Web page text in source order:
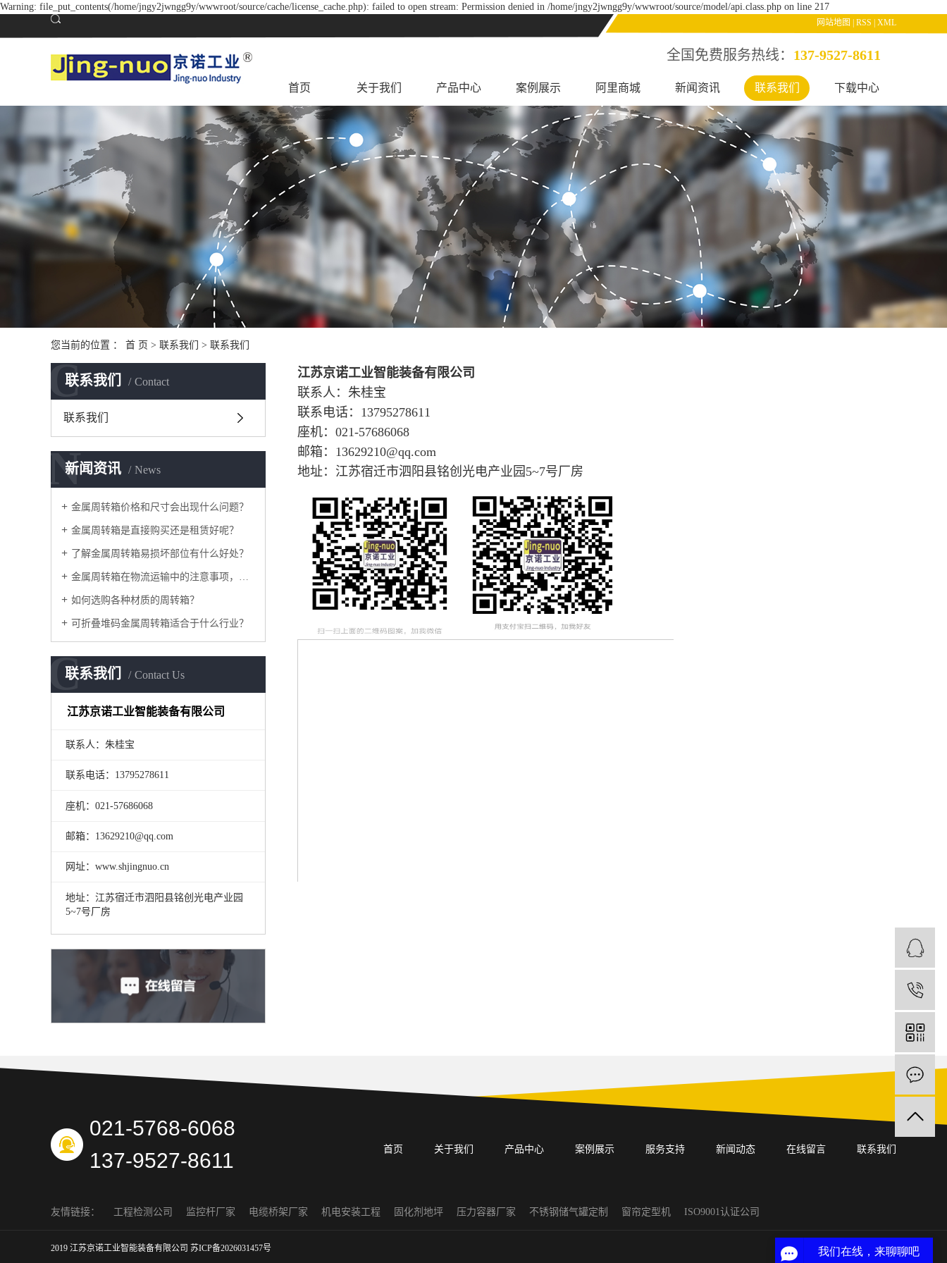
Warning: file_put_contents(/home/jngy2jwngg9y/wwwroot/source/cache/license_cache.php): failed to open stream: Permission denied in /home/jngy2jwngg9y/wwwroot/source/model/api.class.php on line 217
网站地图 RSS XML
全国免费服务热线： 137-9527-8611
首页 关于我们 产品中心 案例展示 阿里商城 新闻资讯 联系我们 下载中心
您当前的位置 ： 首 页 > 联系我们 > 联系我们
联系我们 Contact
C
联系我们
新闻资讯 News
N
金属周转箱价格和尺寸会出现什么问题？
金属周转箱是直接购买还是租赁好呢？
了解金属周转箱易损坏部位有什么好处？
金属周转箱在物流运输中的注意事项，如何采购？
如何选购各种材质的周转箱？
可折叠堆码金属周转箱适合于什么行业？
联系我们 Contact Us
C
江苏京诺工业智能装备有限公司
联系人：朱桂宝
联系电话：13795278611
座机：021-57686068
邮箱：13629210@qq.com
网址：www.shjingnuo.cn
地址：江苏宿迁市泗阳县铭创光电产业园
5~7号厂房
江苏京诺工业智能装备有限公司
联系人：朱桂宝
联系电话：13795278611
座机： 021-57686068
邮箱：13629210@qq.com
地址：江苏宿迁市泗阳县铭创光电产业园5~7号厂房
021-5768-6068
137-9527-8611
首页 关于我们 产品中心 案例展示 服务支持 新闻动态 在线留言 联系我们
友情链接： 工程检测公司 监控杆厂家 电缆桥架厂家 机电安装工程 固化剂地坪 压力容器厂家 不锈钢储气罐定制 窗帘定型机 ISO9001认证公司
2019 江苏京诺工业智能装备有限公司 苏ICP备2026031457号